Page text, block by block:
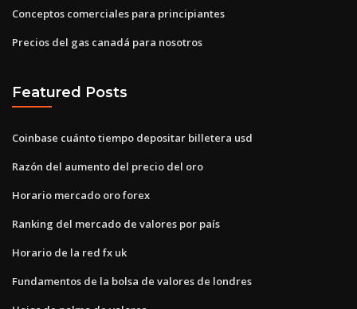
Conceptos comerciales para principiantes
Precios del gas canadá para nosotros
Featured Posts
Coinbase cuánto tiempo depositar billetera usd
Razón del aumento del precio del oro
Horario mercado oro forex
Ranking del mercado de valores por país
Horario de la red fx uk
Fundamentos de la bolsa de valores de londres